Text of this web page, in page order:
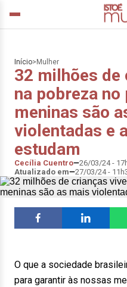
Início> Mulher
32 milhões de
na pobreza no
meninas são
violentadas e
estudam
Cecília Cuentro 26/03/24 -
Atualizado em
27/03/24 -
O que a sociedade
para garantir às nossas